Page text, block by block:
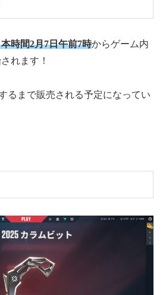
時間2月7日午前7時からゲーム内
れます！
るまで販売される予定になってい